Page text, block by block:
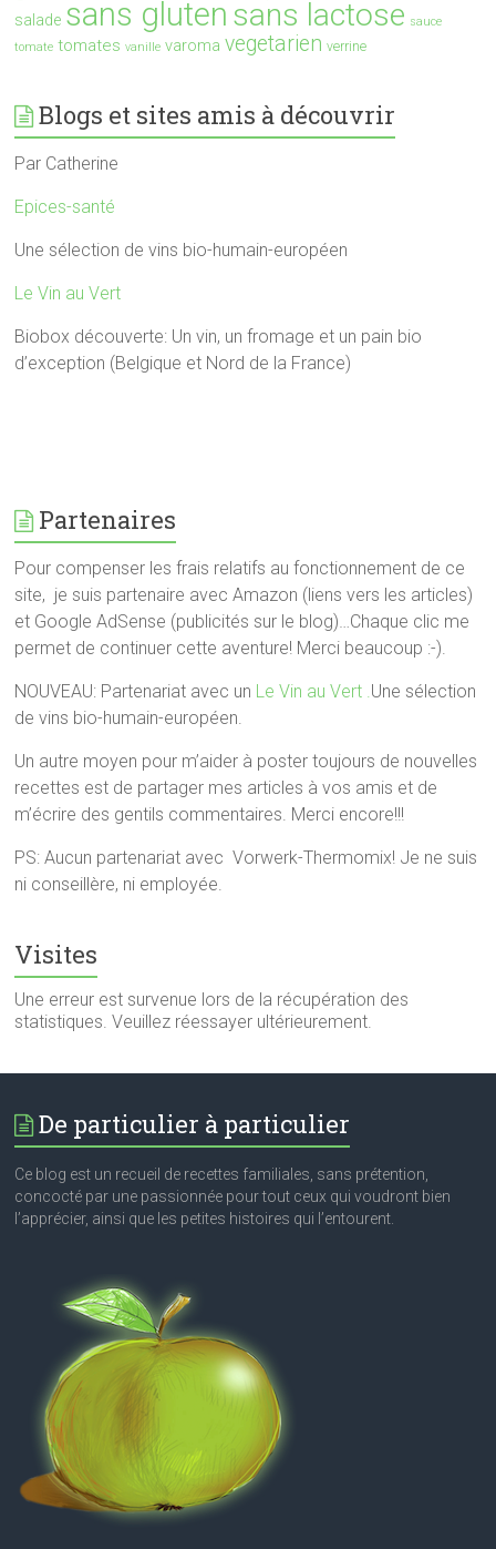
salade sans gluten sans lactose sauce
tomate tomates vanille varoma vegetarien verrine
Blogs et sites amis à découvrir
Par Catherine
Epices-santé
Une sélection de vins bio-humain-européen
Le Vin au Vert
Biobox découverte: Un vin, un fromage et un pain bio
d’exception (Belgique et Nord de la France)
Partenaires
Pour compenser les frais relatifs au fonctionnement de ce
site, je suis partenaire avec Amazon (liens vers les articles)
et Google AdSense (publicités sur le blog)…Chaque clic me
permet de continuer cette aventure! Merci beaucoup :-).
NOUVEAU: Partenariat avec un Le Vin au Vert .Une sélection
de vins bio-humain-européen.
Un autre moyen pour m’aider à poster toujours de nouvelles
recettes est de partager mes articles à vos amis et de
m’écrire des gentils commentaires. Merci encore!!!
PS: Aucun partenariat avec Vorwerk-Thermomix! Je ne suis
ni conseillère, ni employée.
Visites
Une erreur est survenue lors de la récupération des
statistiques. Veuillez réessayer ultérieurement.
De particulier à particulier
Ce blog est un recueil de recettes familiales, sans prétention,
concocté par une passionnée pour tout ceux qui voudront bien
l’apprécier, ainsi que les petites histoires qui l’entourent.